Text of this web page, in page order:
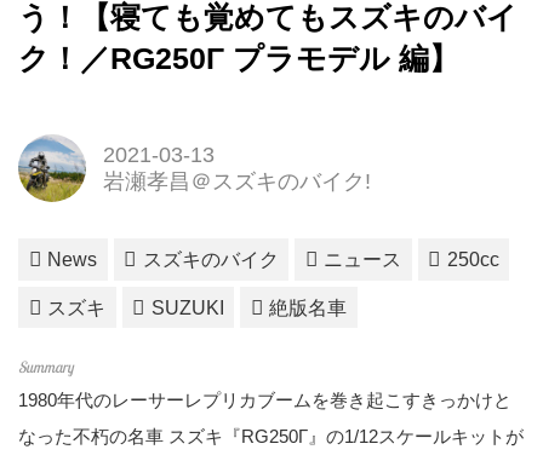
う！【寝ても覚めてもスズキのバイ
ク！／RG250Γ プラモデル 編】
2021-03-13
岩瀬孝昌＠スズキのバイク!
News スズキのバイク ニュース 250cc
スズキ SUZUKI 絶版名車
1980年代のレーサーレプリカブームを巻き起こすきっかけと
なった不朽の名車 スズキ『RG250Γ』の1/12スケールキットが